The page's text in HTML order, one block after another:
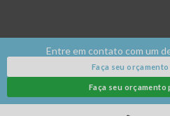
Entre em contato com um
Faça seu
Faça seu